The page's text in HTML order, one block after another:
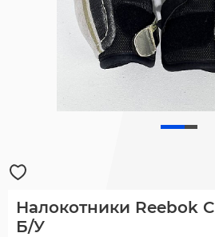
Налокотники Reebok
Б/У